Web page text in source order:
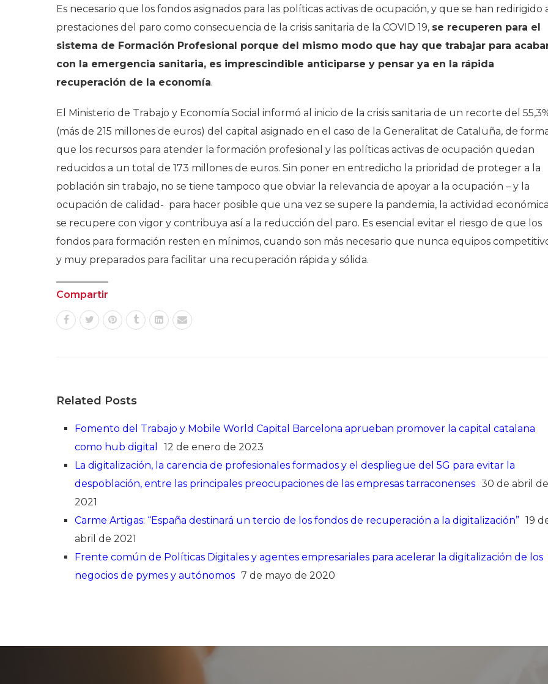
Es necesario que los fondos asignados para las políticas activas de ocupación, y que se han redirigido
prestaciones del paro como consecuencia de la crisis sanitaria de la COVID 19, se recuperen para el
sistema de Formación Profesional porque del mismo modo que hay que trabajar para
con la emergencia sanitaria, es imprescindible anticiparse y pensar ya en la rápida
recuperación de la economía.
El Ministerio de Trabajo y Economía Social informó al inicio de la crisis sanitaria de un recorte del
(más de 215 millones de euros) del capital asignado en el caso de la Generalitat de Cataluña, de
que los recursos para atender la formación profesional y las políticas activas de ocupación quedan
reducidos a un total de 173 millones de euros. Sin poner en entredicho la prioridad de proteger a la
población sin trabajo, no se tiene tampoco que obviar la relevancia de apoyar a la ocupación – y la
ocupación de calidad- para hacer posible que una vez se supere la pandemia, la actividad económica
se recupere con vigor y contribuya así a la reducción del paro. Es esencial evitar el riesgo de que los
fondos para formación resten en mínimos, cuando son más necesario que nunca equipos
y muy preparados para facilitar una recuperación rápida y sólida.
Compartir
Related Posts
Fomento del Trabajo y Mobile World Capital Barcelona aprueban promover la capital catalana
como hub digital
12 de enero de 2023
La digitalización, la carencia de profesionales formados y el despliegue del 5G para evitar la
despoblación, entre las principales preocupaciones de las empresas tarraconenses 30 de abril de
2021
Carme Artigas: “España destinará un tercio de los fondos de recuperación a la digitalización” 19
abril de 2021
Frente común de Políticas Digitales y agentes empresariales para acelerar la digitalización de los
negocios de pymes y autónomos 7 de mayo de 2020